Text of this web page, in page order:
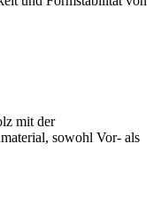
mit der
sowohl Vor- als